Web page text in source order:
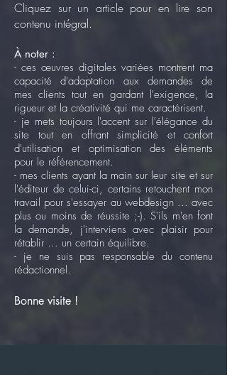
Cliquez sur un article pour en lire son
contenu intégral.
À noter :
- ces œuvres digitales variées montrent ma
capacité d'adaptation aux demandes de
mes clients tout en gardant l'exigence, la
rigueur et la créativité qui me caractérisent.
- je mets toujours l'accent sur l'élégance du
site tout en offrant simplicité et confort
d'utilisation et optimisation des éléments
pour le référencement.
- mes clients ayant la main sur leur site et sur
l'éditeur de celui-ci, certains retouchent mon
travail pour s'essayer au webdesign ... avec
plus ou moins de réussite ;-). S'ils m'en font
la demande, j'interviens avec plaisir pour
rétablir ... un certain équilibre.
- je ne suis pas responsable du contenu
rédactionnel.
Bonne visite !